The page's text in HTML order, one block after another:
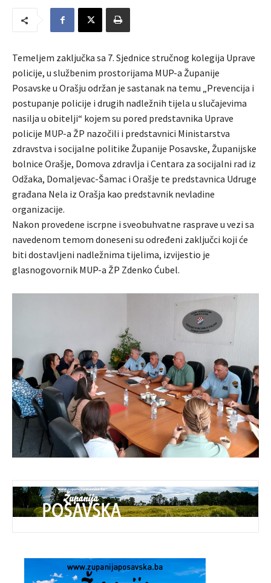
Temeljem zaključka sa 7. Sjednice stručnog kolegija Uprave
policije, u službenim prostorijama MUP-a Županije
Posavske u Orašju održan je sastanak na temu „Prevencija i
postupanje policije i drugih nadležnih tijela u slučajevima
nasilja u obitelji“ kojem su pored predstavnika Uprave
policije MUP-a ŽP nazočili i predstavnici Ministarstva
zdravstva i socijalne politike Županije Posavske, Županijske
bolnice Orašje, Domova zdravlja i Centara za socijalni rad iz
Odžaka, Domaljevac-Šamac i Orašje te predstavnica Udruge
građana Nela iz Orašja kao predstavnik nevladine
organizacije.
Nakon provedene iscrpne i sveobuhvatne rasprave u vezi sa
navedenom temom doneseni su određeni zaključci koji će
biti dostavljeni nadležnima tijelima, izvijestio je
glasnogovornik MUP-a ŽP Zdenko Ćubel.